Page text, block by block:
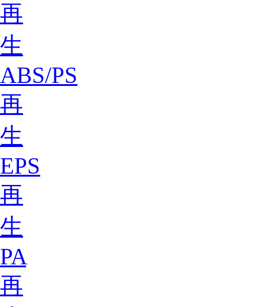
再
生
ABS/PS
再
生
EPS
再
生
PA
再